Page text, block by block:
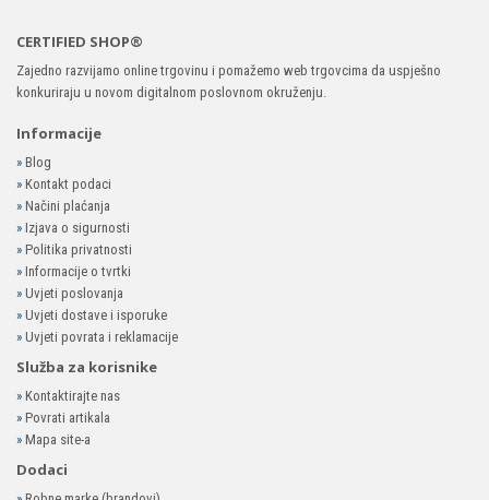
CERTIFIED SHOP®
Zajedno razvijamo online trgovinu i pomažemo web trgovcima da uspješno
konkuriraju u novom digitalnom poslovnom okruženju.
Informacije
» Blog
» Kontakt podaci
» Načini plaćanja
» Izjava o sigurnosti
» Politika privatnosti
» Informacije o tvrtki
» Uvjeti poslovanja
» Uvjeti dostave i isporuke
» Uvjeti povrata i reklamacije
Služba za korisnike
» Kontaktirajte nas
» Povrati artikala
» Mapa site-a
Dodaci